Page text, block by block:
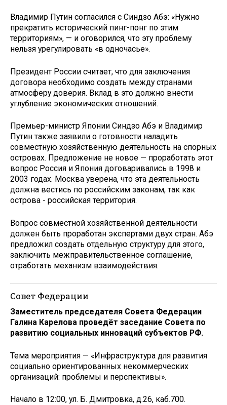
Владимир Путин согласился с Синдзо Абэ: «Нужно
прекратить исторический пинг-понг по этим
территориям», — и оговорился, что эту проблему
нельзя урегулировать «в одночасье».
Президент России считает, что для заключения
договора необходимо создать между странами
атмосферу доверия. Вклад в это должно внести
углубление экономических отношений.
Премьер-министр Японии Синдзо Абэ и Владимир
Путин также заявили о готовности наладить
совместную хозяйственную деятельность на спорных
островах. Предложение не новое — проработать этот
вопрос Россия и Япония договаривались в 1998 и
2003 годах. Москва уверена, что эта деятельность
должна вестись по российским законам, так как
острова - российская территория.
Вопрос совместной хозяйственной деятельности
должен быть проработан экспертами двух стран. Абэ
предложил создать отдельную структуру для этого,
заключить межправительственное соглашение,
отработать механизм взаимодействия.
Совет Федерации
Заместитель председателя Совета Федерации
Галина Карелова проведёт заседание Совета по
развитию социальных инноваций субъектов РФ.
Тема мероприятия — «Инфраструктура для развития
социально ориентированных некоммерческих
организаций: проблемы и перспективы».
Начало в 12:00, ул. Б. Дмитровка, д.26, каб.700.